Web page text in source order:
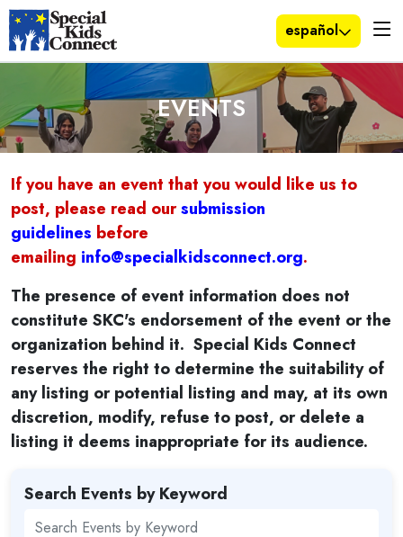
español
EVENTS
If you have an event that you would like us to
post, please read oursubmission
guidelines before
emailing info@specialkidsconnect.org.
The presence of event information does not
constitute SKC's endorsement of the event or the
organization behind it. Special Kids Connect
reserves the right to determine the suitability of
any listing or potential listing and may, at its own
discretion, modify, refuse to post, or delete a
listing it deems inappropriate for its audience.
Search Events by Keyword